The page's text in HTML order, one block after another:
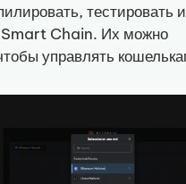
тестировать и
Smart Chain. Их можно
управлять